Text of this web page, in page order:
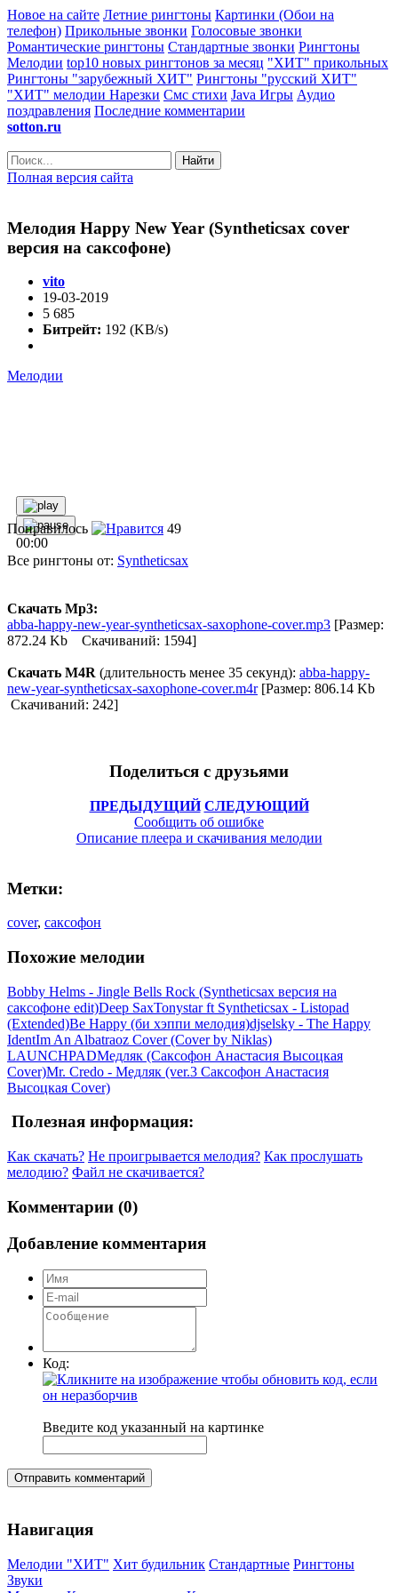
Новое на сайте Летние рингтоны Картинки (Обои на
телефон) Прикольные звонки Голосовые звонки
Романтические рингтоны Стандартные звонки Рингтоны
Мелодии top10 новых рингтонов за месяц "ХИТ" прикольных
Рингтоны "зарубежный ХИТ" Рингтоны "русский ХИТ"
"ХИТ" мелодии Нарезки Смс стихи Java Игры Аудио
поздравления Последние комментарии
sotton.ru
Найти
Полная версия сайта
Мелодия Happy New Year (Syntheticsax cover
версия на саксофоне)
vito
19-03-2019
5 685
Битрейт: 192 (KB/s)
Мелодии
00:00
Понравилось 49
Все рингтоны от: Syntheticsax
Скачать Mp3:
abba-happy-new-year-syntheticsax-saxophone-cover.mp3 [Размер:
872.24 Kb Скачиваний: 1594]
Скачать M4R (длительность менее 35 секунд): abba-happy-
new-year-syntheticsax-saxophone-cover.m4r[Размер: 806.14 Kb
Скачиваний: 242]
Поделиться с друзьями
ПРЕДЫДУЩИЙ СЛЕДУЮЩИЙ
Сообщить об ошибке
Описание плеера и скачивания мелодии
Метки:
cover, саксофон
Похожие мелодии
Bobby Helms - Jingle Bells Rock (Syntheticsax версия на
саксофоне edit)Deep SaxTonystar ft Syntheticsax - Listopad
(Extended)Be Happy (би хэппи мелодия)djselsky - The Happy
IdentIm An Albatraoz Cover (Cover by Niklas)
LAUNCHPADМедляк (Саксофон Анастасия Высоцкая
Cover)Mr. Credo - Медляк (ver.3 Саксофон Анастасия
Высоцкая Cover)
Полезная информация:
Как скачать? Не проигрывается мелодия? Как прослушать
мелодию? Файл не скачивается?
Комментарии (0)
Добавление комментария
Код:
Введите код указанный на картинке
Отправить комментарий
Навигация
Мелодии "ХИТ" Хит будильник Стандартные Рингтоны
Звуки